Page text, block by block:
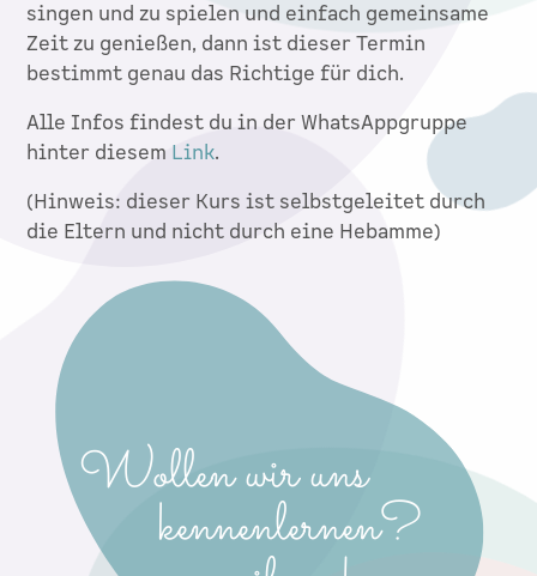
singen und zu spielen und einfach gemeinsame
Zeit zu genießen, dann ist dieser Termin
bestimmt genau das Richtige für dich.
Alle Infos findest du in der WhatsAppgruppe
hinter diesem Link.
(Hinweis: dieser Kurs ist selbstgeleitet durch
die Eltern und nicht durch eine Hebamme)
Wollen wir uns
kennenlernen?